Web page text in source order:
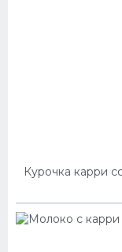
Курочка карри